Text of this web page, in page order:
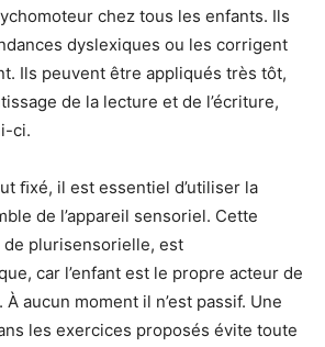
chomoteur chez tous les enfants. Ils
dyslexiques ou les corrigent
Ils peuvent être appliqués très tôt,
sage de la lecture et de l’écriture,
ci.
ﬁxé, il est essentiel d’utiliser la
de l’appareil sensoriel. Cette
de plurisensorielle, est
, car l’enfant est le propre acteur de
À aucun moment il n’est passif. Une
les exercices proposés évite toute